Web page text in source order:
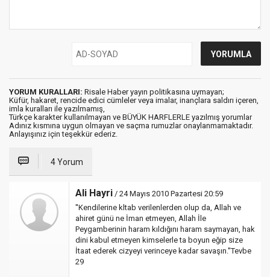
YORUM KURALLARI: Risale Haber yayın politikasına uymayan;
Küfür, hakaret, rencide edici cümleler veya imalar, inançlara saldırı içeren,
imla kuralları ile yazılmamış,
Türkçe karakter kullanılmayan ve BÜYÜK HARFLERLE yazılmış yorumlar
Adınız kısmına uygun olmayan ve saçma rumuzlar onaylanmamaktadır.
Anlayışınız için teşekkür ederiz.
4 Yorum
Ali Hayri / 24 Mayıs 2010 Pazartesi 20:59
''Kendilerine kltab verilenlerden olup da, Allah ve
ahiret günü ne İman etmeyen, Allah İle
Peygamberinin haram kıldığını haram saymayan, hak
dini kabul etmeyen kimselerle ta boyun eğip size
İtaat ederek cizyeyi verinceye kadar savaşın.''Tevbe
29